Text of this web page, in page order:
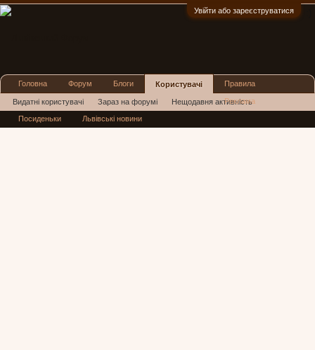
Увійти або зареєструватися
Головна Форум Блоги Користувачі
Видатні користувачі Зараз на форумі Нещодавня активність
Нові повідомлення профілю
Правила
Реклама
Посиденьки Львівські новини